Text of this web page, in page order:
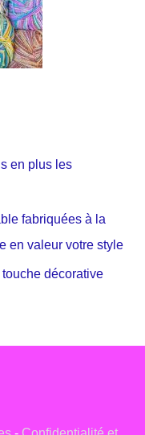
en plus les
fabriquées à la
en valeur votre style
décorative